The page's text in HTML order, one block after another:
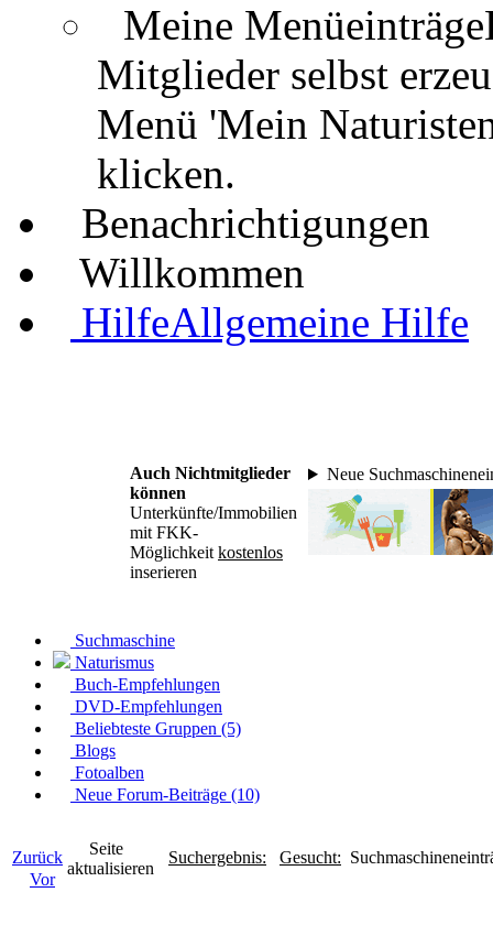
Meine Menüeinträge
Mitglieder selbst
Menü 'Mein
klicken.
Benachrichtigungen
Willkommen
HilfeAllgemeine Hilfe
Auch Nichtmitglieder
können
Unterkünfte/Immobilien
mit FKK-
Möglichkeit kostenlos
inserieren
Neue
Suchmaschine
Naturismus
Buch-Empfehlungen
DVD-Empfehlungen
Beliebteste Gruppen (5)
Blogs
Fotoalben
Neue Forum-Beiträge (10)
Zurück
Vor
Seite
aktualisieren
Suchergebnis: Gesucht: